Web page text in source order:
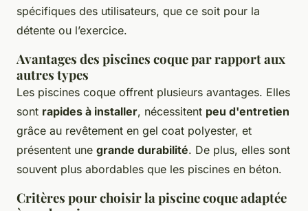
spécifiques des utilisateurs, que ce soit pour la
détente ou l’exercice.
Avantages des piscines coque par rapport aux
autres types
Les piscines coque offrent plusieurs avantages. Elles
sont rapides à installer, nécessitent peu d'entretien
grâce au revêtement en gel coat polyester, et
présentent une grande durabilité. De plus, elles sont
souvent plus abordables que les piscines en béton.
Critères pour choisir la piscine coque adaptée